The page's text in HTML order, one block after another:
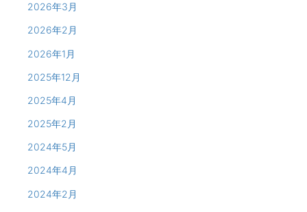
2026年3月
2026年2月
2026年1月
2025年12月
2025年4月
2025年2月
2024年5月
2024年4月
2024年2月